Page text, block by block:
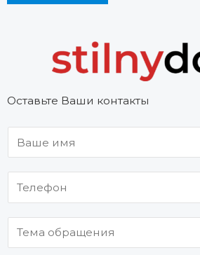
Оставьте Ваши контакты